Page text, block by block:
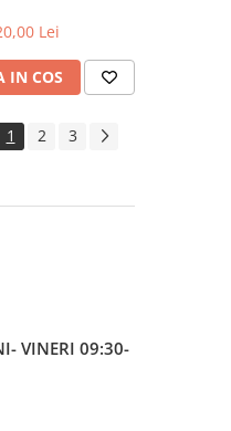
Lei
IN COS
1 2 3
VINERI 09:30-